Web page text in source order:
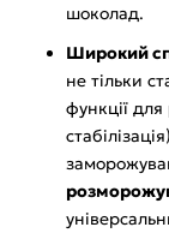
шоколад.
Широкий
не тільки
функції для